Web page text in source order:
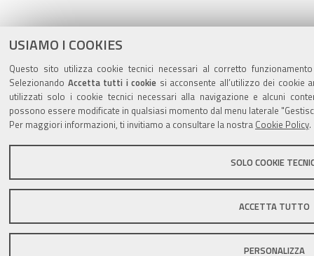
USIAMO I COOKIES
Questo sito utilizza cookie tecnici necessari al corretto
Selezionando Accetta tutti i cookie si acconsente all’utilizzo dei cookie
utilizzati solo i cookie tecnici necessari alla navigazione e alcuni
possono essere modificate in qualsiasi momento dal menu laterale
Per maggiori informazioni, ti invitiamo a consultare la nostra Cookie Policy.
SOLO COOKIE
ACCETTA TUTTO
PERSONALIZZA